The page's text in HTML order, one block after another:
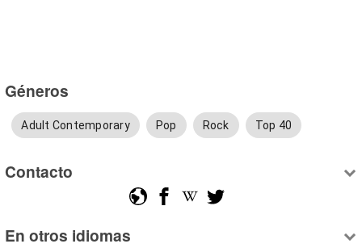
Géneros
Adult Contemporary Pop Rock Top 40
Contacto
En otros idiomas